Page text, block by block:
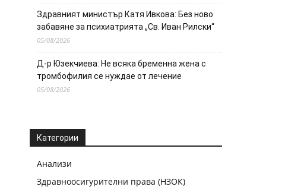
Здравният министър Катя Ивкова: Без ново
забавяне за психиатрията „Св. Иван Рилски“
05/08/2026
Д-р Юзекчиева: Не всяка бременна жена с
тромбофилия се нуждае от лечение
05/08/2026
Категории
Анализи
Здравноосигурителни права (НЗОК)